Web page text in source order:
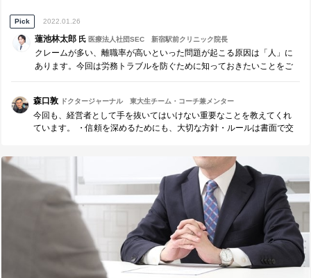
Pick 2022.01.26
蓮池林太郎 氏 医療法人社団SEC 新宿駅前クリニック院長
クレームが多い、離職率が高いといった問題が起こる原因は「人」に
あります。今回は労務トラブルを防ぐために知っておきたいことをご
森口敦 ドクタージャーナル 東大生チーム・コーチ兼メンター
今回も、経営者として手を抜いてはいけない重要なことを教えてくれ
ています。 ・信頼を深めるためにも、大切な方針・ルールは書面で交